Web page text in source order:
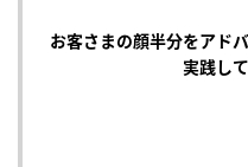
お客さまの顔半分をアド
実践し